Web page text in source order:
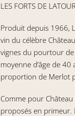
LES FORTS DE LATOUR
Produit depuis 1966,
vin du célèbre
vignes du pourtour de
moyenne d’âge de
proportion de Merlot
Comme pour
proposés en primeur.